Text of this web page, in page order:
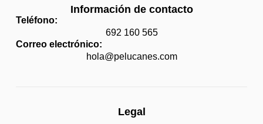
Información de contacto
Teléfono:
692 160 565
Correo electrónico:
hola@pelucanes.com
Legal